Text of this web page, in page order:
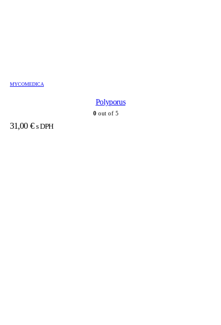
MYCOMEDICA
Polyporus
0 out of 5
31,00 € s DPH